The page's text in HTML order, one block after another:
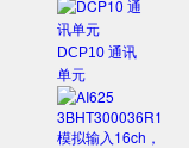
DCP10 通讯
单元